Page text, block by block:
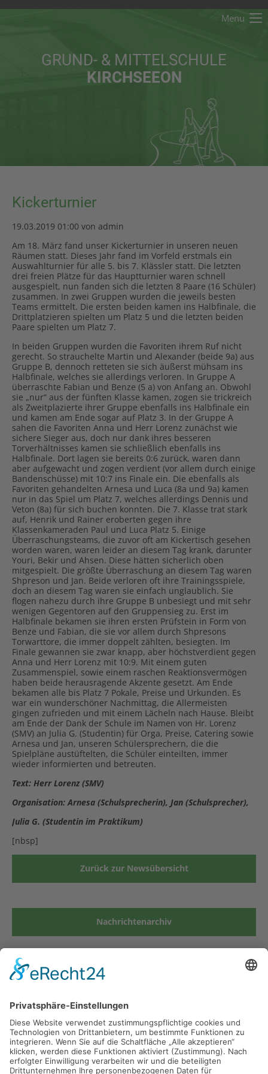
Der Eintrag "offcanvas-col2" existiert leider nicht.
Der Eintrag "offcanvas-col3" existiert leider nicht.
Der Eintrag "offcanvas-col4" existiert leider nicht.
Menu
GRUND- & MITTELSCHULE
KIRCHSEEON
Kickerturnier
19.03.2019 01:00 von admin
Am 18. März fand unser Kickerturnier in unseren neuen
Räumen statt. Dieses Jahr fand im Vorfeld erstmals ein
Auswahlturnier für alle 5. bis 7. Klässler statt. Die letzten
drei freien Plätze für das Hauptturnier waren schnell
ausgespielt, nun fanden sich die letzten 8 Paare (16 Schüler)
zusammen. In zwei Gruppen wurden die jeweils besten
Teams ermittelt. Die ersten beiden kamen ins Halbfinale, die
Drittplatzieren spielten um Platz 5 und die letzten beiden
Paare spielten um Platz 7.
In beiden Gruppen wurden die Favoriten ihrem Ruf nicht
gerecht. So strauchelte Martin und Alexander (beide 9a) aus
Gruppe B, dennoch retteten sie sich äußerst mühsam ins
Halbfinale, welches sie allerdings verloren. In Gruppe A
überraschte Fabian und Benze (5 a) von Anfang an. Obwohl
sie „nur“ aus der fünften Klasse kamen, zogen sie trickreich
als Zweitplazierte ihrer Gruppe ebenfalls ins Halbfinale ein
und kamen am Ende sogar auf Platz 3. In der Gruppe A
sahen die Favoriten Anna und Herr Lorenz zunächst wie
sichere Sieger aus, doch nur dank ihres besseren
Torverhältnisses kamen sie schließlich ebenfalls ins
Halbfinale. Dort lagen sie bereits 0:6 zurück, waren dann
aber aufgewacht und zogen verdient (vor allem durch einige
Bandenschüsse) mit 10:7 ins Finale ein. Die ebenfalls als
Favoriten gehandelten Arnesa und Luca (8a und 9a) kamen
nur in das Spiel um Platz 7, welches allerdings Dennis und
Veton (8a) für sich buchen konnten. Die 7. Klasse trat stark
auf, Henrik und Rainer eroberten gegen ihre
Klassenkameraden Paul und Luca Platz 5. Einige
Überraschungsteams, die zuvor oft am Kickertisch gesehen
worden waren, waren leider an diesem Tag krank, darunter
Youri, Bekir und Ahsen. Diese hätten sicherlich oben
mitgespielt. Die größte Überraschung an diesem Tag waren
Shpreson und Jan. Beide verloren oft ihre Trainingsspiele,
doch an diesem Tag waren sie einfach unglaublich. Sie
flogen nahezu durch ihre Gruppe B unbesiegt und mit sehr
wenigen Gegentoren auf den Gruppensieg zu. Erst im
Halbfinale bekamen sie ihren ersten Prüfstein in Form von
Benze und Fabian, die sie vor allem durch Shpresons
Torwarttore, die immer doppelt zählten, besiegten. Im
Finale gewannen sie zwar knapp, aber höchstverdient gegen
Anna und Herr Lorenz mit 10:9. Mit einem guten
Zusammenspiel, sowie einem raschen Reaktionsvermögen
haben beide herausragende Akzente gesetzt. Am Ende
bekamen alle bis Platz 7 Pokale, Preise und Urkunden. Es
war ein wunderschöner Nachmittag, die Allermeisten
gingen zufrieden und mit einem Lächeln nach Hause. Bleibt
am Ende der Dank der Schule im Namen von Hr. Lorenz
(SMV) an Julia G. (Studentin) für Orga, Preise, Catering sowie
Arnesa und Jan, unseren Schülersprechern, die die
Spielpläne austüftelten, die Schüler einteilten, immer
wieder informierten und betreuten.
Text: Herr Lorenz (SMV)
Organisation: Arnesa (Schulsprecherin), Jan (Schulsprecher),
Julia G. (Studentin im Praktikum)
[nbsp]
Zurück zur Newsübersicht
Nachrichtenarchiv
Grund- und Mittelschule Kirchseeon
Münchner Str. 19